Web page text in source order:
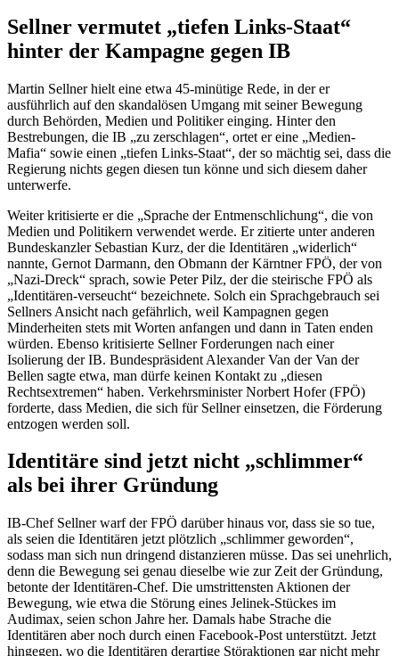
Sellner vermutet „tiefen Links-Staat“
hinter der Kampagne gegen IB
Martin Sellner hielt eine etwa 45-minütige Rede, in der er
ausführlich auf den skandalösen Umgang mit seiner Bewegung
durch Behörden, Medien und Politiker einging. Hinter den
Bestrebungen, die IB „zu zerschlagen“, ortet er eine „Medien-
Mafia“ sowie einen „tiefen Links-Staat“, der so mächtig sei, dass die
Regierung nichts gegen diesen tun könne und sich diesem daher
unterwerfe.
Weiter kritisierte er die „Sprache der Entmenschlichung“, die von
Medien und Politikern verwendet werde. Er zitierte unter anderen
Bundeskanzler Sebastian Kurz, der die Identitären „widerlich“
nannte, Gernot Darmann, den Obmann der Kärntner FPÖ, der von
„Nazi-Dreck“ sprach, sowie Peter Pilz, der die steirische FPÖ als
„Identitären-verseucht“ bezeichnete. Solch ein Sprachgebrauch sei
Sellners Ansicht nach gefährlich, weil Kampagnen gegen
Minderheiten stets mit Worten anfangen und dann in Taten enden
würden. Ebenso kritisierte Sellner Forderungen nach einer
Isolierung der IB. Bundespräsident Alexander Van der Van der
Bellen sagte etwa, man dürfe keinen Kontakt zu „diesen
Rechtsextremen“ haben. Verkehrsminister Norbert Hofer (FPÖ)
forderte, dass Medien, die sich für Sellner einsetzen, die Förderung
entzogen werden soll.
Identitäre sind jetzt nicht „schlimmer“
als bei ihrer Gründung
IB-Chef Sellner warf der FPÖ darüber hinaus vor, dass sie so tue,
als seien die Identitären jetzt plötzlich „schlimmer geworden“,
sodass man sich nun dringend distanzieren müsse. Das sei unehrlich,
denn die Bewegung sei genau dieselbe wie zur Zeit der Gründung,
betonte der Identitären-Chef. Die umstrittensten Aktionen der
Bewegung, wie etwa die Störung eines Jelinek-Stückes im
Audimax, seien schon Jahre her. Damals habe Strache die
Identitären aber noch durch einen Facebook-Post unterstützt. Jetzt
hingegen, wo die Identitären derartige Störaktionen gar nicht mehr